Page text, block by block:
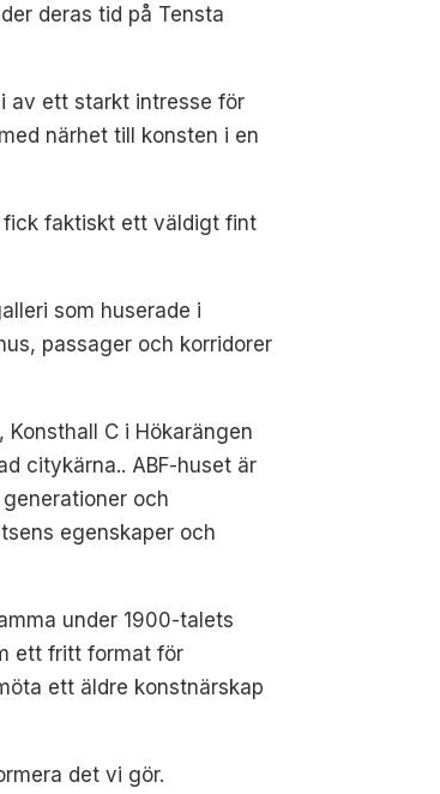
deras tid på Tensta
av ett starkt intresse för
närhet till konsten i en
fick faktiskt ett väldigt fint
som huserade i
passager och korridorer
C i Hökarängen
citykärna.. ABF-huset är
och
egenskaper och
under 1900-talets
ett fritt format för
ett äldre konstnärskap
det vi gör.